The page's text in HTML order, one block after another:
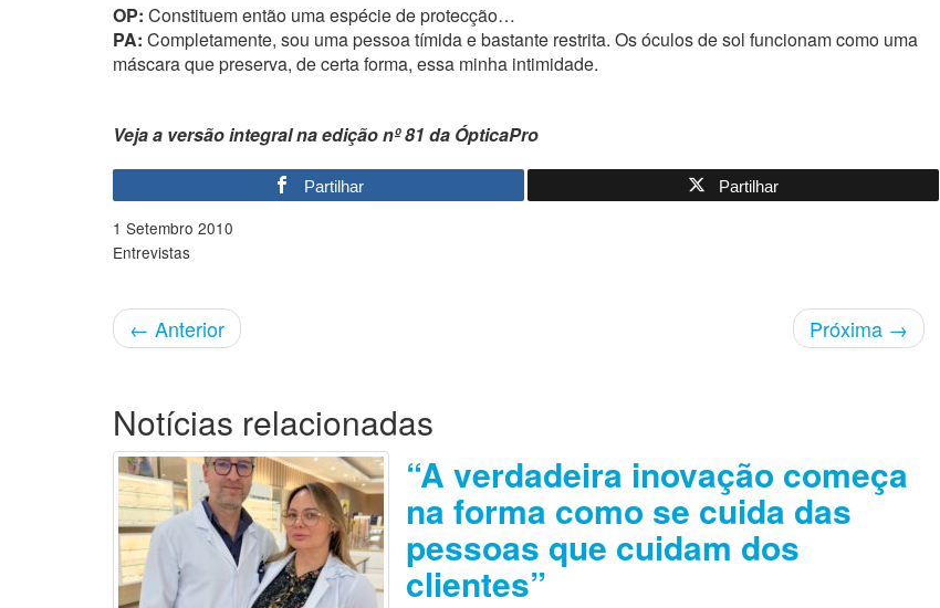
OP: Constituem então uma espécie de protecção…
PA: Completamente, sou uma pessoa tímida e bastante restrita. Os óculos de sol funcionam como uma
máscara que preserva, de certa forma, essa minha intimidade.
Veja a versão integral na edição nº 81 da ÓpticaPro
Partilhar Partilhar
1 Setembro 2010
Entrevistas
← Anterior Próxima →
Notícias relacionadas
“A verdadeira inovação começa
na forma como se cuida das
pessoas que cuidam dos
clientes”